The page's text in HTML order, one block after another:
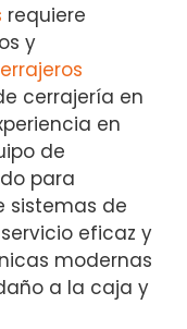
requiere
y
cerrajería en
en
de
para
sistemas de
eficaz y
modernas
a la caja y